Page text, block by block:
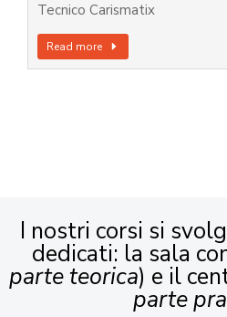
Tecnico Carismatix
Read more
I nostri corsi si
dedicati: la sala
parte teorica) e il
parte